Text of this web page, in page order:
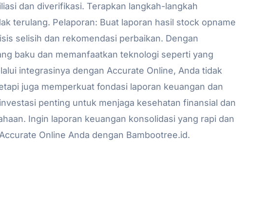
dan diverifikasi. Terapkan langkah-langkah
terulang. Pelaporan: Buat laporan hasil stock opname
selisih dan rekomendasi perbaikan. Dengan
baku dan memanfaatkan teknologi seperti yang
integrasinya dengan Accurate Online, Anda tidak
juga memperkuat fondasi laporan keuangan dan
penting untuk menjaga kesehatan finansial dan
Ingin laporan keuangan konsolidasi yang rapi dan
Online Anda dengan Bambootree.id.